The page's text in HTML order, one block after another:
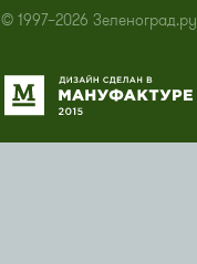
© 1997–2026 Зеленоград.ру